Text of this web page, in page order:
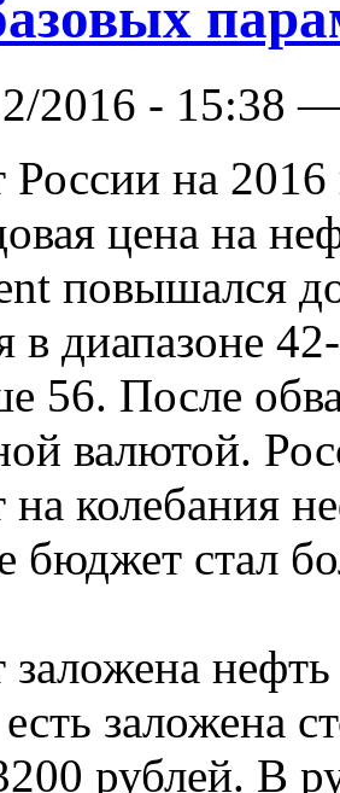
2016 - 15:38
на 2016
цена на
повышался
в диапазоне
56. После
валютой.
на колебания
бюджет стал
заложена
рублей. В